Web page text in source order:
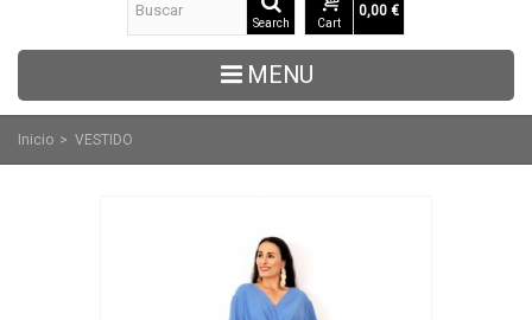
Search Cart
0,00 €
MENU
Inicio > VESTIDO